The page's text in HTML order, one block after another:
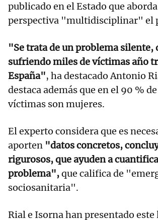
publicado en el Estado que
perspectiva "multidisciplinar" el
"Se trata de un problema silente,
sufriendo miles de víctimas año
España", ha destacado Antonio
destaca además que en el 90 %
víctimas son mujeres.
El experto considera que es
aporten "datos concretos,
rigurosos, que ayuden a
problema",que califica de
sociosanitaria".
Rial e Isorna han presentado este